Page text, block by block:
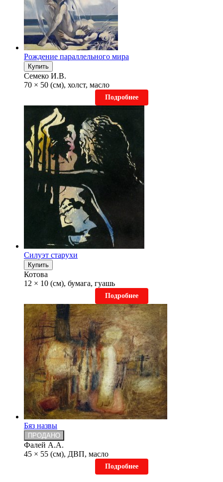
Рождение параллельного мира
Купить
Семеко И.В.
70 × 50 (см), холст, масло
Подробнее
Силуэт старухи
Купить
Котова
12 × 10 (см), бумага, гуашь
Подробнее
Бяз назвы
ПРОДАНО
Фалей А.А.
45 × 55 (см), ДВП, масло
Подробнее